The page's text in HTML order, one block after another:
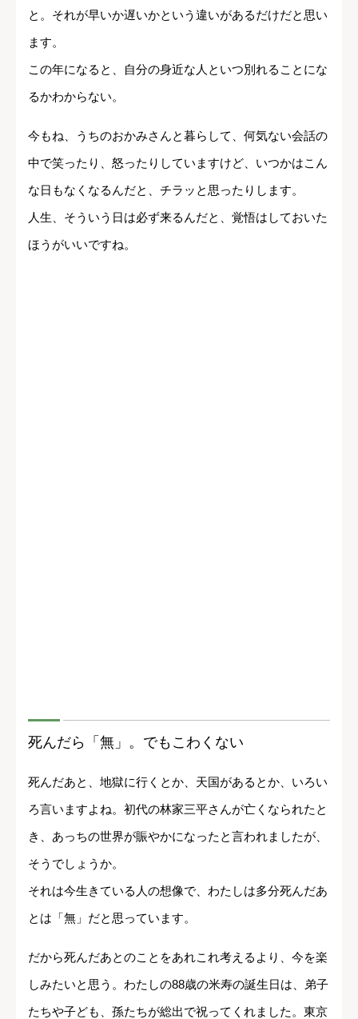
と。それが早いか遅いかという違いがあるだけだと思い
ます。
この年になると、自分の身近な人といつ別れることにな
るかわからない。
今もね、うちのおかみさんと暮らして、何気ない会話の
中で笑ったり、怒ったりしていますけど、いつかはこん
な日もなくなるんだと、チラッと思ったりします。
人生、そういう日は必ず来るんだと、覚悟はしておいた
ほうがいいですね。
死んだら「無」。でもこわくない
死んだあと、地獄に行くとか、天国があるとか、いろい
ろ言いますよね。初代の林家三平さんが亡くなられたと
き、あっちの世界が賑やかになったと言われましたが、
そうでしょうか。
それは今生きている人の想像で、わたしは多分死んだあ
とは「無」だと思っています。
だから死んだあとのことをあれこれ考えるより、今を楽
しみたいと思う。わたしの88歳の米寿の誕生日は、弟子
たちや子ども、孫たちが総出で祝ってくれました。東京